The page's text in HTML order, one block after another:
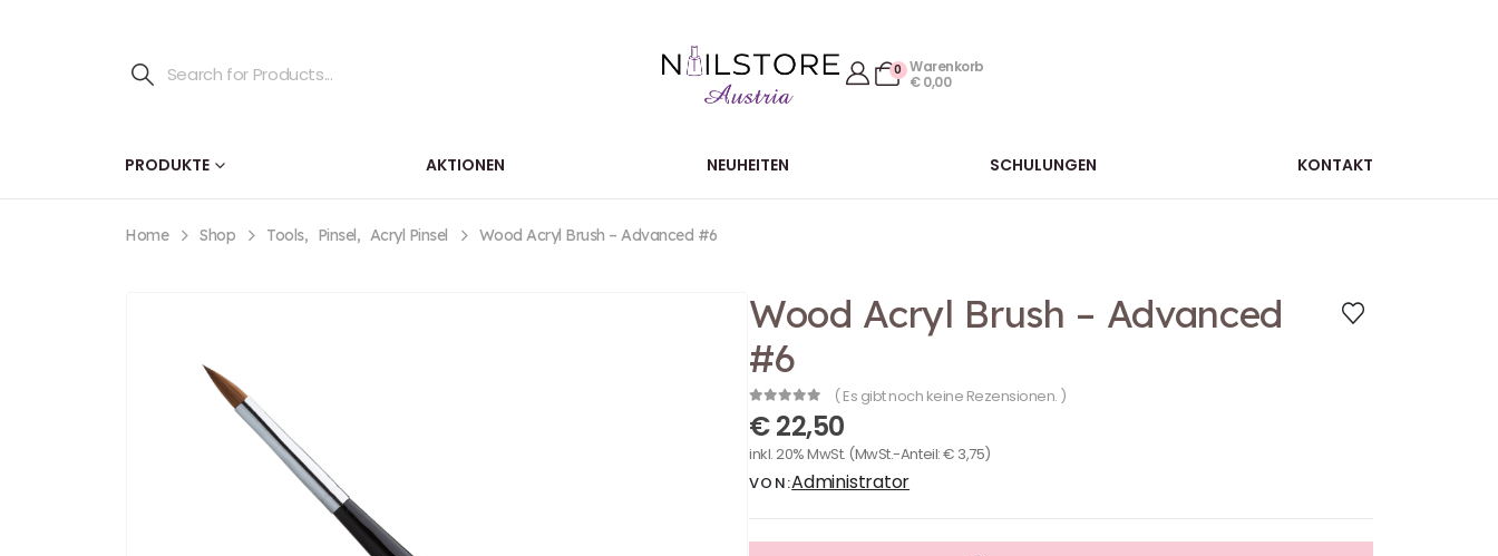
0 Warenkorb
€0,00
PRODUKTE AKTIONEN NEUHEITEN SCHULUNGEN KONTAKT
Home Shop Tools, Pinsel, Acryl Pinsel Wood Acryl Brush – Advanced #6
Wood Acryl Brush – Advanced
#6
out of 5
( Es gibt noch keine Rezensionen. )
€22,50
inkl. 20% MwSt. (MwSt.-Anteil:€ 3,75)
VON:Administrator